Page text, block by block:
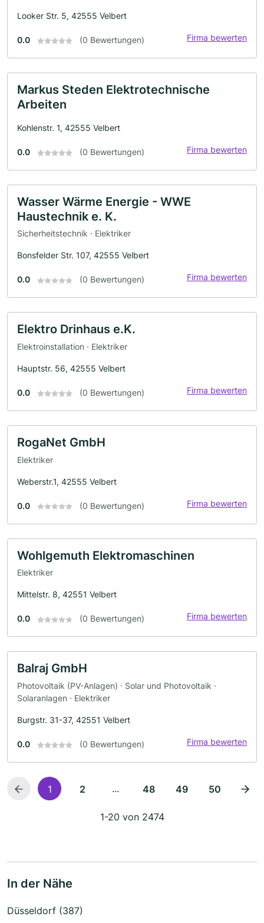
Looker Str. 5, 42555 Velbert
0.0 (0 Bewertungen) Firma bewerten
Markus Steden Elektrotechnische
Arbeiten
Kohlenstr. 1, 42555 Velbert
0.0 (0 Bewertungen) Firma bewerten
Wasser Wärme Energie - WWE
Haustechnik e. K.
Sicherheitstechnik · Elektriker
Bonsfelder Str. 107, 42555 Velbert
0.0 (0 Bewertungen) Firma bewerten
Elektro Drinhaus e.K.
Elektroinstallation · Elektriker
Hauptstr. 56, 42555 Velbert
0.0 (0 Bewertungen) Firma bewerten
RogaNet GmbH
Elektriker
Weberstr.1, 42555 Velbert
0.0 (0 Bewertungen) Firma bewerten
Wohlgemuth Elektromaschinen
Elektriker
Mittelstr. 8, 42551 Velbert
0.0 (0 Bewertungen) Firma bewerten
Balraj GmbH
Photovoltaik (PV-Anlagen) · Solar und Photovoltaik ·
Solaranlagen · Elektriker
Burgstr. 31-37, 42551 Velbert
0.0 (0 Bewertungen) Firma bewerten
1 2 ... 48 49 50
1-20 von 2474
In der Nähe
Düsseldorf (387)